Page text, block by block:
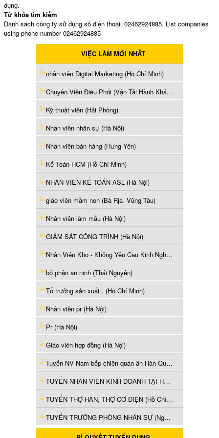
dụng.
Từ khóa tìm kiếm
Danh sách công ty sử dụng số điện thoại: 02462924885. List companies
using phone number 02462924885
VIỆC LÀM MỚI NHẤT
nhân viên Digital Marketing (Hồ Chí Minh)
Chuyên Viên Điều Phối (Vận Tải Hành Khách) (Hà Nội)
Kỹ thuật viên (Hải Phòng)
Nhân viên nhân sự (Hà Nội)
Nhân viên bán hàng (Hưng Yên)
Kế Toán HCM (Hồ Chí Minh)
NHÂN VIÊN KẾ TOÁN ASL (Hà Nội)
giáo viên mầm non (Bà Rịa- Vũng Tàu)
Nhân viên làm mẫu (Hà Nội)
GIÁM SÁT CÔNG TRÌNH (Hà Nội)
Nhân Viên Kho - Không Yêu Cầu Kinh Nghiệm (Bắc Ninh)
bộ phận an ninh (Thái Nguyên)
Tổ trưởng sản xuất . (Hồ Chí Minh)
Nhân viên pr (Hà Nội)
Pr (Hà Nội)
Giáo viên hợp đồng (Hà Nội)
Tuyển NV Nam bếp chiên quán ăn Hàn Quốc làm Q1 (Hồ Chí Minh)
TUYỂN NHÂN VIÊN KINH DOANH TẠI HCM (Hồ Chí Minh)
TUYỂN THỢ HÀN, THỢ CƠ ĐIỆN (Hồ Chí Minh)
TUYỂN TRƯỞNG PHÒNG NHÂN SỰ (Nghệ An)